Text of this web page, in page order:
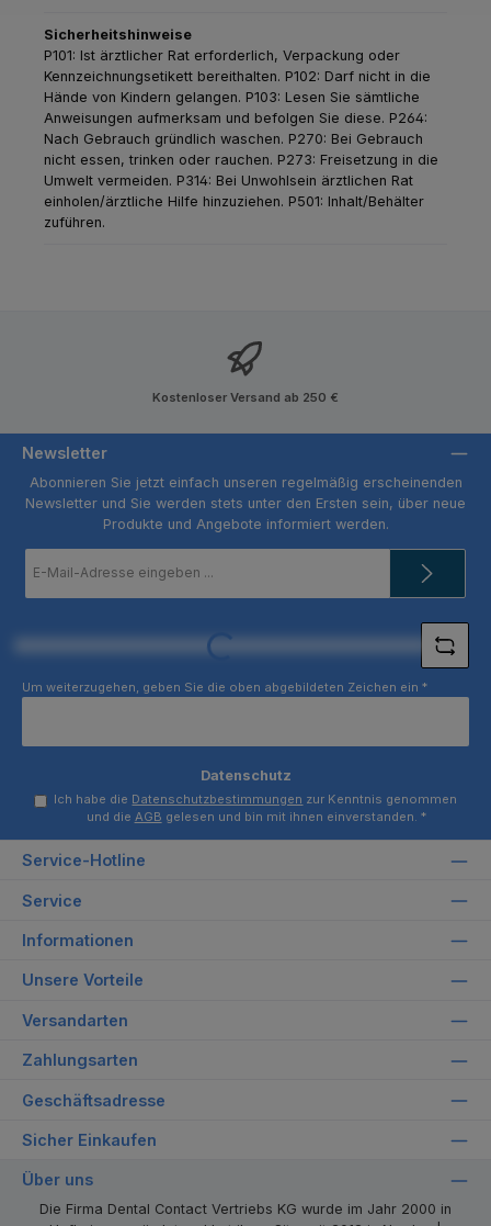
Sicherheitshinweise
P101: Ist ärztlicher Rat erforderlich, Verpackung oder
Kennzeichnungsetikett bereithalten. P102: Darf nicht in die
Hände von Kindern gelangen. P103: Lesen Sie sämtliche
Anweisungen aufmerksam und befolgen Sie diese. P264:
Nach Gebrauch gründlich waschen. P270: Bei Gebrauch
nicht essen, trinken oder rauchen. P273: Freisetzung in die
Umwelt vermeiden. P314: Bei Unwohlsein ärztlichen Rat
einholen/ärztliche Hilfe hinzuziehen. P501: Inhalt/Behälter
zuführen.
Kostenloser Versand ab 250 €
Newsletter
Abonnieren Sie jetzt einfach unseren regelmäßig erscheinenden
Newsletter und Sie werden stets unter den Ersten sein, über neue
Produkte und Angebote informiert werden.
Mail-
Loading...
Um weiterzugehen, geben Sie die oben abgebildeten Zeichen ein *
Datenschutz
Ich habe die Datenschutzbestimmungen zur Kenntnis genommen
und die AGB gelesen und bin mit ihnen einverstanden. *
Service-Hotline
Service
Informationen
Unsere Vorteile
Versandarten
Zahlungsarten
Geschäftsadresse
Sicher Einkaufen
Über uns
Die Firma Dental Contact Vertriebs KG wurde im Jahr 2000 in